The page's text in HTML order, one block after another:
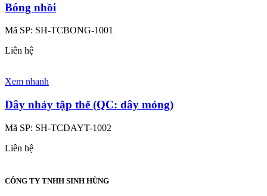
Bóng nhồi
Mã SP: SH-TCBONG-1001
Liên hệ
Xem nhanh
Dây nhảy tập thể (QC: dây mỏng)
Mã SP: SH-TCDAYT-1002
Liên hệ
CÔNG TY TNHH SINH HÙNG